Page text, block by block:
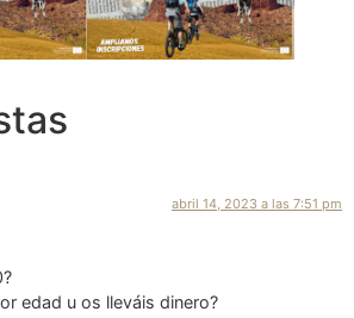
abril 14, 2023 a las 7:51 pm
edad u os lleváis dinero?